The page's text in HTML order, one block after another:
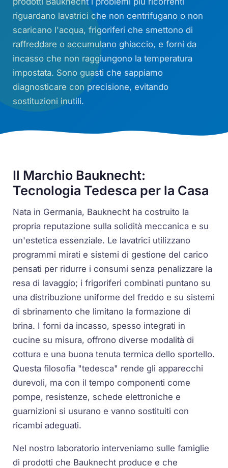
riguardano lavatrici che non centrifugano o non
scaricano l'acqua, frigoriferi che smettono di
raffreddare o accumulano ghiaccio, e forni da
incasso che non raggiungono la temperatura
impostata. Sono guasti che sappiamo
diagnosticare con precisione, evitando
sostituzioni inutili.
Il Marchio Bauknecht:
Tecnologia Tedesca per la Casa
Nata in Germania, Bauknecht ha costruito la
propria reputazione sulla solidità meccanica e su
un'estetica essenziale. Le lavatrici utilizzano
programmi mirati e sistemi di gestione del carico
pensati per ridurre i consumi senza penalizzare la
resa di lavaggio; i frigoriferi combinati puntano su
una distribuzione uniforme del freddo e su sistemi
di sbrinamento che limitano la formazione di
brina. I forni da incasso, spesso integrati in
cucine su misura, offrono diverse modalità di
cottura e una buona tenuta termica dello sportello.
Questa filosofia "tedesca" rende gli apparecchi
durevoli, ma con il tempo componenti come
pompe, resistenze, schede elettroniche e
guarnizioni si usurano e vanno sostituiti con
ricambi adeguati.
Nel nostro laboratorio interveniamo sulle famiglie
di prodotti che Bauknecht produce e che